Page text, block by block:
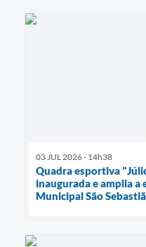
03 JUL 2026 - 14h38
Quadra esportiva
inaugurada e amplia a
Municipal São